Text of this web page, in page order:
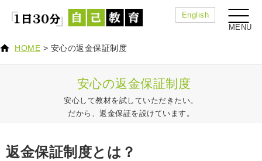
English
HOME > 安心の返金保証制度
安心の返金保証制度
安心して教材を試していただきたい。
だから、返金保証を設けています。
返金保証制度とは？